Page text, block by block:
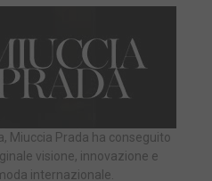
Miuccia Prada ha conseguito
visione, innovazione e
internazionale.